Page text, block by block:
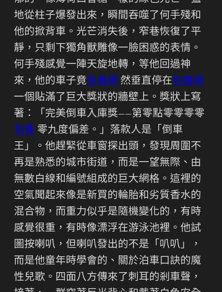
地從柱子爆發出來，瞬間吞噬了何手殘和
他的掀背車。光芒消失後，窄巷恢復了平
靜，只剩下獨角獸雕像一臉困惑的表情。
何手殘感覺一陣天旋地轉，等他回過神
來，他的車子竟包養網 然垂直停在包養網
一個貼滿了巨大獎狀的牆壁上。獎狀上寫
著：「完美倒車入庫獎——第零點零零零零
包養 零九度偏差。」落款人是「倒車
王」。他趕緊從車窗探出頭，發現周圍不
再是熟悉的城市街道，而是一望無際、由
無數白線和編號組成的巨大網格。這裡的
空氣聞起來像是新買的輪胎和劣質香水的
混合物，而重力似乎是隨機變化的，有時
感覺很重，有時像漂浮在游泳池裡。他試
圖按喇叭，但喇叭發出的不是「叭叭」，
而是他童年時學會的、關於泊車口訣的魔
性兒歌。四面八方傳來了刺耳的剎車聲，